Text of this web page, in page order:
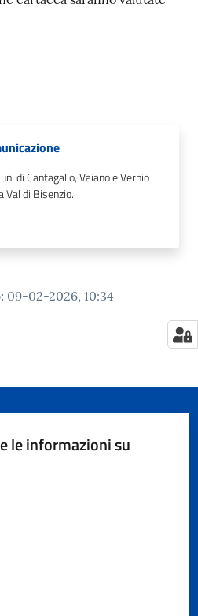
di Cantagallo, Vaiano e Vernio
Val di Bisenzio.
: 09-02-2026, 10:34
le informazioni su